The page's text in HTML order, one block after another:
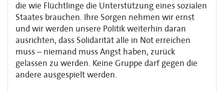
die wie Flüchtlinge die Unterstützung eines sozialen
Staates brauchen. Ihre Sorgen nehmen wir ernst
und wir werden unsere Politik weiterhin daran
ausrichten, dass Solidarität alle in Not erreichen
muss – niemand muss Angst haben, zurück
gelassen zu werden. Keine Gruppe darf gegen die
andere ausgespielt werden.